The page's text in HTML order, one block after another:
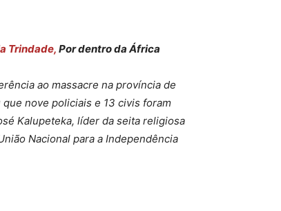
Trindade, Por dentro da África
ao massacre na província de
nove policiais e 13 civis foram
Kalupeteka, líder da seita religiosa
Nacional para a Independência